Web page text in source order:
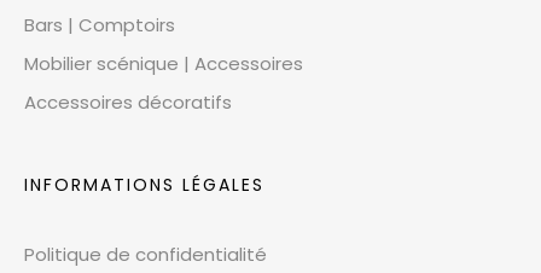
Bars | Comptoirs
Mobilier scénique | Accessoires
Accessoires décoratifs
INFORMATIONS LÉGALES
Politique de confidentialité